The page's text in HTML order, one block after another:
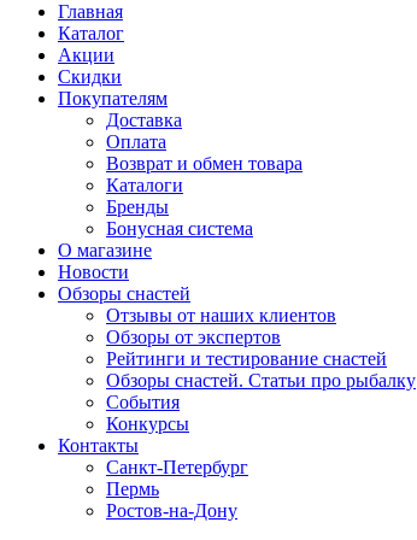
Главная
Каталог
Акции
Скидки
Покупателям
Доставка
Оплата
Возврат и обмен товара
Каталоги
Бренды
Бонусная система
О магазине
Новости
Обзоры снастей
Отзывы от наших клиентов
Обзоры от экспертов
Рейтинги и тестирование снастей
Обзоры снастей. Статьи про рыбалку
События
Конкурсы
Контакты
Санкт-Петербург
Пермь
Ростов-на-Дону